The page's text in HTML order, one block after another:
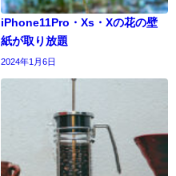
iPhone11Pro・Xs・Xの花の壁
紙が取り放題
2024年1月6日